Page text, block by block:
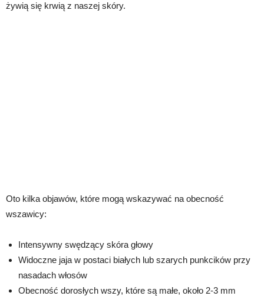
żywią się krwią z naszej skóry.
Oto kilka objawów, które mogą wskazywać na obecność
wszawicy:
Intensywny swędzący skóra głowy
Widoczne jaja w postaci białych lub szarych punkcików przy
nasadach włosów
Obecność dorosłych wszy, które są małe, około 2-3 mm